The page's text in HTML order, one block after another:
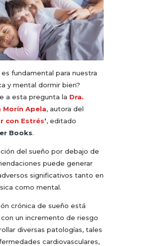
fundamental para nuestra
y mental dormir bien?
a esta pregunta la Dra.
Morín Apela, autora del
con Estrés‘, editado
Books.
del sueño por debajo de
puede generar
significativos tanto en
como mental.
crónica de sueño está
un incremento de riesgo
diversas patologías, tales
cardiovasculares,